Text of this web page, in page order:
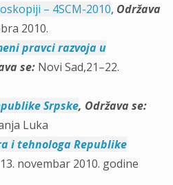
– 4SCM-2010, Održava
2010.
pravci razvoja u
se: Novi Sad,21–22.
Srpske, Održava se:
Luka
i tehnologa Republike
novembar 2010. godine